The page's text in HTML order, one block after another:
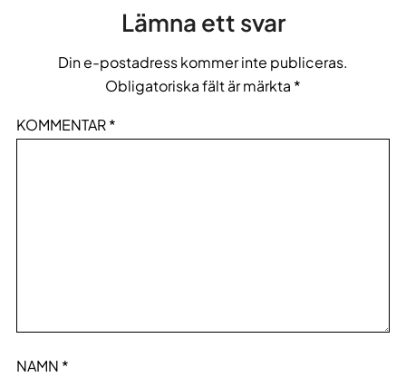
Lämna ett svar
Din e-postadress kommer inte publiceras.
Obligatoriska fält är märkta *
KOMMENTAR*
NAMN *